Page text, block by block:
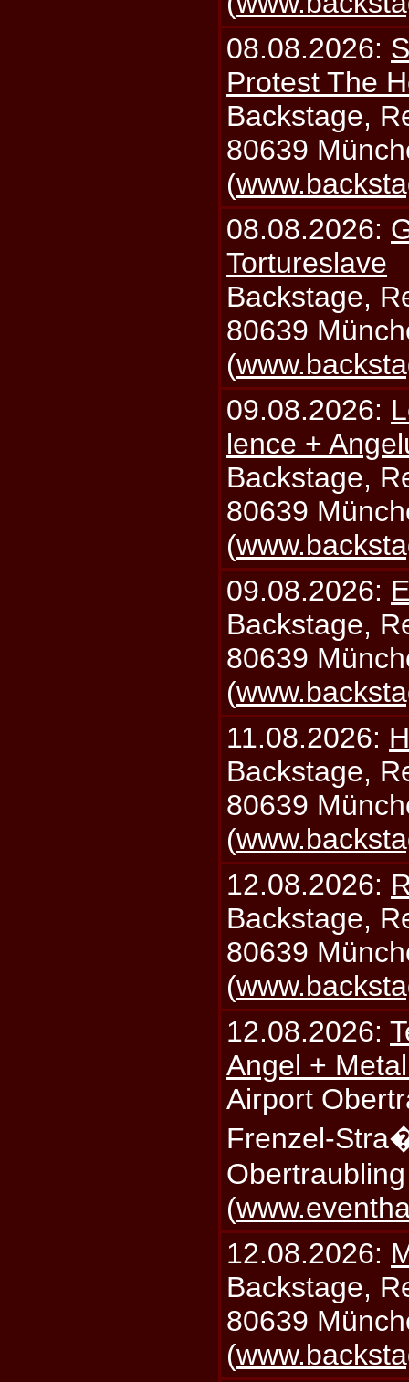
08.08.2026:
Protest The
Backstage,
80639
(
08.08.2026:
Tortureslave
Backstage,
80639
(
09.08.2026:
lence +
Backstage,
80639
(
09.08.2026:
Backstage,
80639
(
11.08.2026:
Backstage,
80639
(
12.08.2026:
Backstage,
80639
(
12.08.2026:
Angel +
Airport
Frenzel-
(
12.08.2026:
Backstage,
80639
(